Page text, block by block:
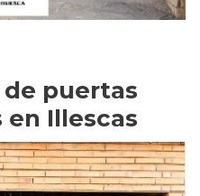
de puertas
en Illescas